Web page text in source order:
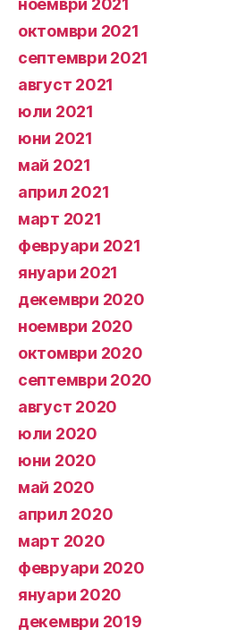
ноември 2021
октомври 2021
септември 2021
август 2021
юли 2021
юни 2021
май 2021
април 2021
март 2021
февруари 2021
януари 2021
декември 2020
ноември 2020
октомври 2020
септември 2020
август 2020
юли 2020
юни 2020
май 2020
април 2020
март 2020
февруари 2020
януари 2020
декември 2019